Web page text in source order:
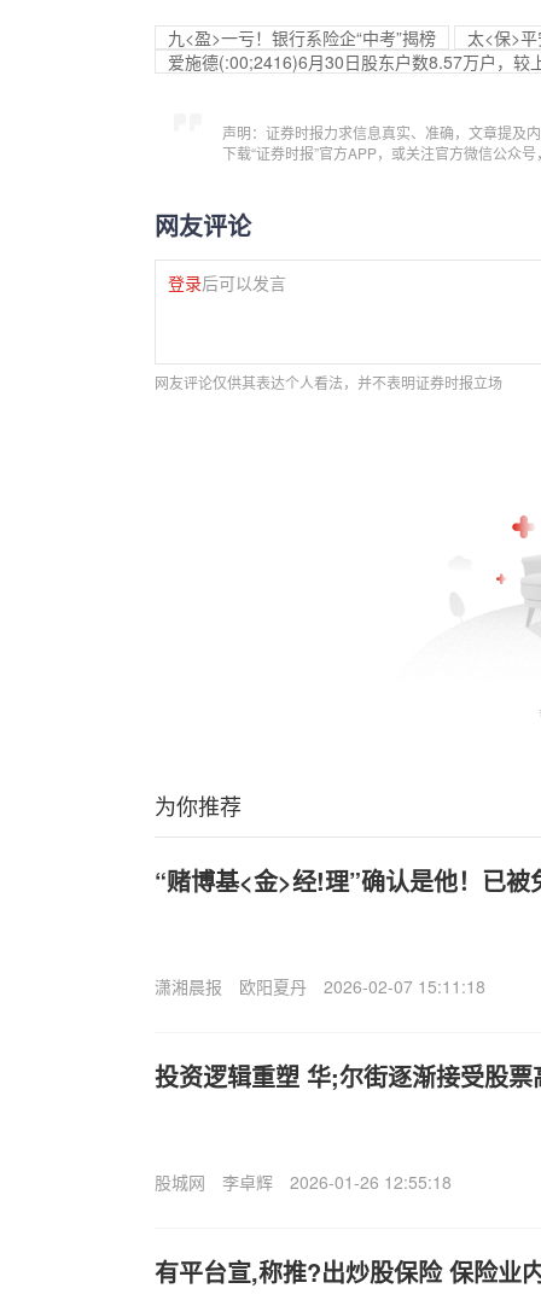
九<盈>一亏！银行系险企“中考”揭榜
太<保>
爱施德(:00;2416)6月30日股东户数8.57万户，较
声明：证券时报力求信息真实、准确，文章提及
下载“证券时报”官方APP，或关注官方微信公众
网友评论
登录后可以发言
网友评论仅供其表达个人看法，并不表明证券时报立场
为你推荐
“赌博基<金>经!理”确认是他！已被
潇湘晨报 欧阳夏丹 2026-02-07 15:11:18
投资逻辑重塑 华;尔街逐渐接受股
股城网 李卓辉 2026-01-26 12:55:18
有平台宣,称推?出炒股保险 保险业